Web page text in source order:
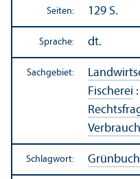
Seiten: 129 S.
Sprache: dt.
Sachgebiet:
Fischerei :
Schlagwort: Grünbuch